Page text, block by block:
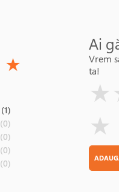
★
(1)
(0)
(0)
(0)
(0)
Ai
Vrem
ta!
★
★